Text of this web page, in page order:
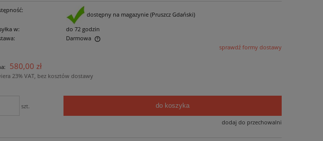
dostępny na magazynie (Pruszcz Gdański)
w:
do 72 godzin
Darmowa
sprawdź formy dostawy
580,00 zł
23% VAT, bez kosztów dostawy
szt. do koszyka
dodaj do przechowalni